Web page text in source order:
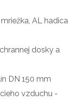
AL hadica
dosky a
DN 150 mm
vzduchu -